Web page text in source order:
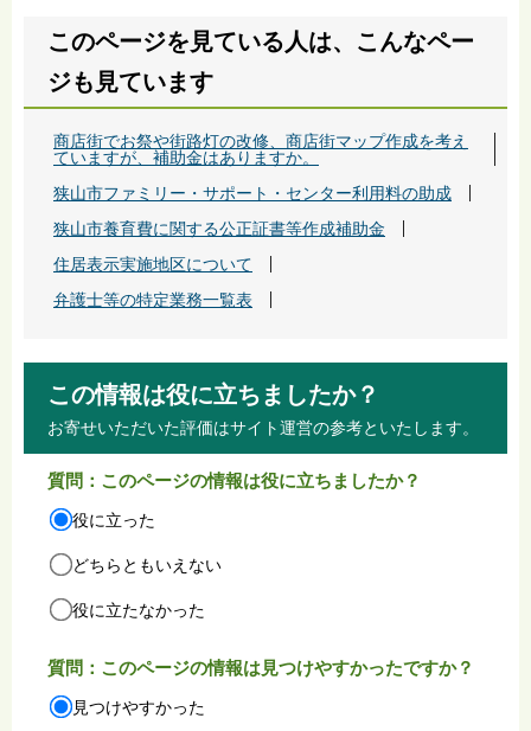
このページを見ている人は、こんなペー
ジも見ています
商店街でお祭や街路灯の改修、商店街マップ作成を考え
ていますが、補助金はありますか。
狭山市ファミリー・サポート・センター利用料の助成
狭山市養育費に関する公正証書等作成補助金
住居表示実施地区について
弁護士等の特定業務一覧表
この情報は役に立ちましたか？
お寄せいただいた評価はサイト運営の参考といたします。
質問：このページの情報は役に立ちましたか？
役に立った
どちらともいえない
役に立たなかった
質問：このページの情報は見つけやすかったですか？
見つけやすかった